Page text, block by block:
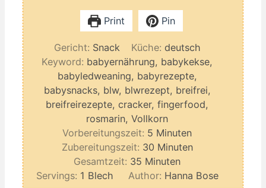
Print Pin
Gericht: Snack Küche: deutsch
Keyword: babyernährung, babykekse,
babyledweaning, babyrezepte,
babysnacks, blw, blwrezept, breifrei,
breifreirezepte, cracker, fingerfood,
rosmarin, Vollkorn
Vorbereitungszeit: 5 Minuten
Minuten
Zubereitungszeit: 30Minuten
Minuten
Gesamtzeit: 35 Minuten
Minuten
Servings: 1 Blech Author: Hanna Bose